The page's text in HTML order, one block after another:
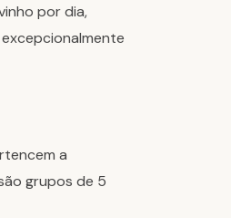
por dia,
a
grupos de 5